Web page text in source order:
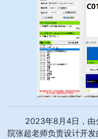
2023年8月4日，由公
院张超老师负责设计开